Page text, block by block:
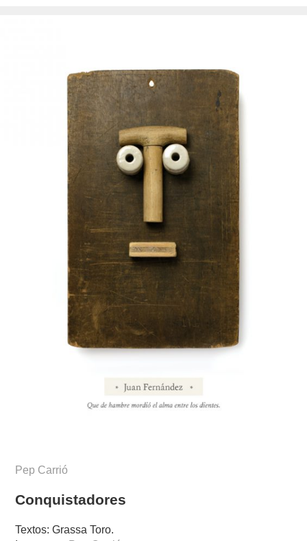
Pep Carrió
Conquistadores
Textos: Grassa Toro.